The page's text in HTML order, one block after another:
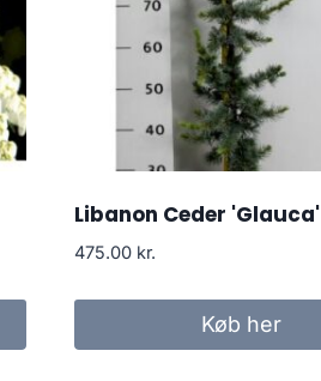
Libanon Ceder 'Glauca'
475.00 kr.
Køb her